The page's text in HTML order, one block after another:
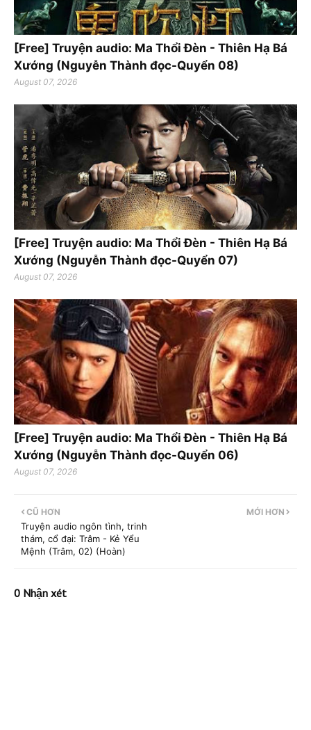
[Free] Truyện audio: Ma Thổi Đèn - Thiên Hạ Bá
Xướng (Nguyễn Thành đọc-Quyển 08)
August 07, 2026
[Free] Truyện audio: Ma Thổi Đèn - Thiên Hạ Bá
Xướng (Nguyễn Thành đọc-Quyển 07)
August 07, 2026
[Free] Truyện audio: Ma Thổi Đèn - Thiên Hạ Bá
Xướng (Nguyễn Thành đọc-Quyển 06)
August 07, 2026
MỚI HƠN
CŨ HƠN
Truyện audio ngôn tình, trinh
thám, cổ đại: Trâm - Kẻ Yểu
Mệnh (Trâm, 02) (Hoàn)
0 Nhận xét